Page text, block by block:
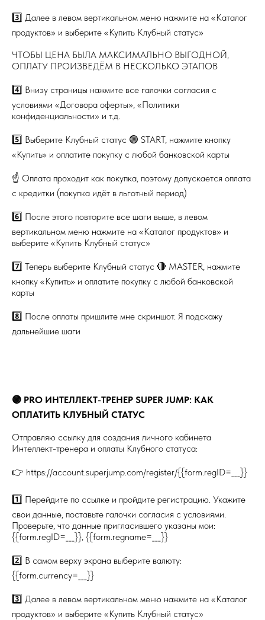
3️⃣ Далее в левом вертикальном меню нажмите на «Каталог
продуктов» и выберите «Купить Клубный статус»
ЧТОБЫ ЦЕНА БЫЛА МАКСИМАЛЬНО ВЫГОДНОЙ,
ОПЛАТУ ПРОИЗВЕДЁМ В НЕСКОЛЬКО ЭТАПОВ
4️⃣ Внизу страницы нажмите все галочки согласия с
условиями «Договора оферты», «Политики
конфиденциальности» и т.д.
5️⃣ Выберите Клубный статус 🟢 START, нажмите кнопку
«Купить» и оплатите покупку с любой банковской карты
☝️ Оплата проходит как покупка, поэтому допускается оплата
с кредитки (покупка идёт в льготный период)
6️⃣ После этого повторите все шаги выше, в левом
вертикальном меню нажмите на «Каталог продуктов» и
выберите «Купить Клубный статус»
7️⃣ Теперь выберите Клубный статус 🔴 MASTER, нажмите
кнопку «Купить» и оплатите покупку с любой банковской
карты
8️⃣ После оплаты пришлите мне скриншот. Я подскажу
дальнейшие шаги
🟣 PRO ИНТЕЛЛЕКТ-ТРЕНЕР SUPER JUMP: КАК
ОПЛАТИТЬ КЛУБНЫЙ СТАТУС
Отправляю ссылку для создания личного кабинета
Интеллект-тренера и оплаты Клубного статуса:
👉 https://account.superjump.com/register/{{form.regID=___}}
1️⃣ Перейдите по ссылке и пройдите регистрацию. Укажите
свои данные, поставьте галочки согласия с условиями.
Проверьте, что данные пригласившего указаны мои:
{{form.regID=___}}, {{form.regname=___}}
2️⃣ В самом верху экрана выберите валюту:
{{form.currency=___}}
3️⃣ Далее в левом вертикальном меню нажмите на «Каталог
продуктов» и выберите «Купить Клубный статус»